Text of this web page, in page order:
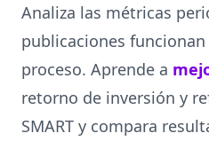
Analiza las métricas
publicaciones
proceso. Aprende a
retorno de inversión y
SMART y compara